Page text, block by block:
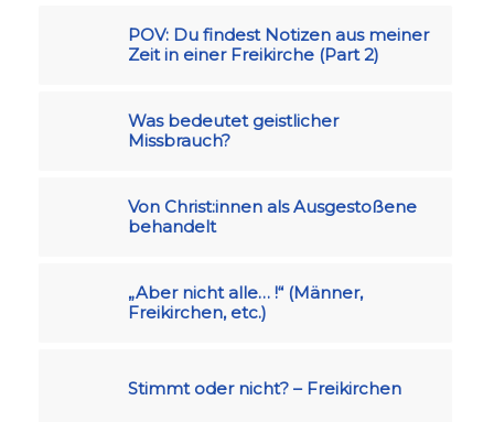
POV: Du findest Notizen aus meiner
Zeit in einer Freikirche (Part 2)
Was bedeutet geistlicher
Missbrauch?
Von Christ:innen als Ausgestoßene
behandelt
„Aber nicht alle… !“ (Männer,
Freikirchen, etc.)
Stimmt oder nicht? – Freikirchen